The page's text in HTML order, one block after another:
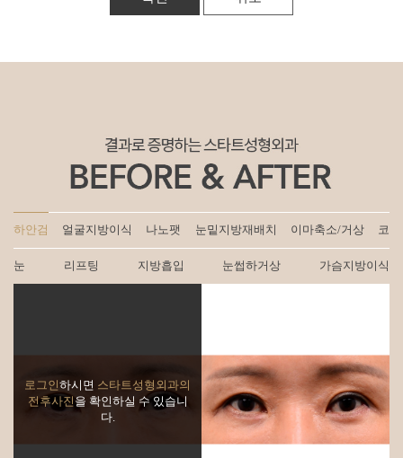
하안검 얼굴지방이식 나노팻 눈밑지방재배치 이마축소/거상 코
눈 리프팅 지방흡입 눈썹하거상 가슴지방이식
로그인하시면 스타트성형외과의
전후사진을 확인하실 수 있습니
다.